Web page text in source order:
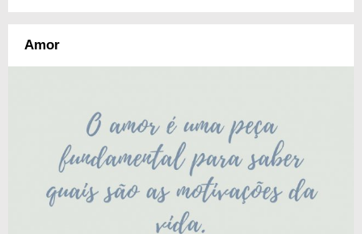
Amor